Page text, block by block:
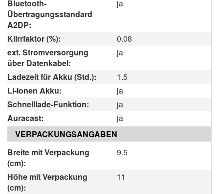
Bluetooth-
Übertragungsstandard
A2DP:
ja
Klirrfaktor (%):
0.08
ext. Stromversorgung
über Datenkabel:
ja
Ladezeit für Akku (Std.):
1.5
Li-Ionen Akku:
ja
Schnelllade-Funktion:
ja
Auracast:
ja
VERPACKUNGSANGABEN
Breite mit Verpackung
(cm):
9.5
Höhe mit Verpackung
(cm):
11